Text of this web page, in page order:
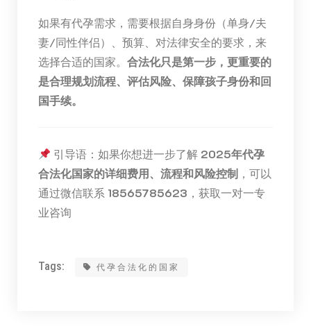
如果有代孕需求，需要根据自身身份（单身/夫
妻/同性伴侣）、预算、对法律安全的要求，来
选择合适的国家。 合法化只是第一步，更重要的
是合理规划流程、评估风险、保障孩子身份和回
国手续。
引导语：如果你想进一步了解 2025年代孕
合法化国家的详细费用、流程和风险控制，可以
通过微信联系 18565785623 ，获取一对一专
业咨询
Tags: 代孕合法化的国家